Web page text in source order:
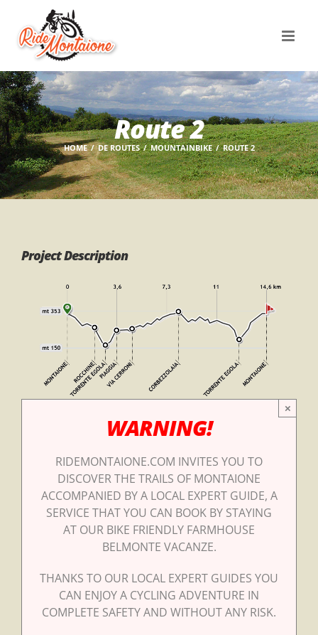
content
Route 2
HOME DE ROUTES MOUNTAINBIKE ROUTE 2
Project Description
WARNING!
RIDEMONTAIONE.COM INVITES YOU TO
DISCOVER THE TRAILS OF MONTAIONE
ACCOMPANIED BY A LOCAL EXPERT GUIDE, A
SERVICE THAT YOU CAN BOOK BY STAYING
AT OUR BIKE FRIENDLY FARMHOUSE
BELMONTE VACANZE.
THANKS TO OUR LOCAL EXPERT GUIDES YOU
CAN ENJOY A CYCLING ADVENTURE IN
COMPLETE SAFETY AND WITHOUT ANY RISK.
×